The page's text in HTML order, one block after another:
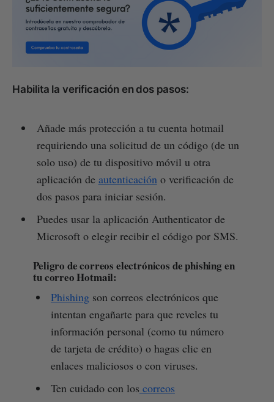
Habilita la verificación en dos pasos:
Añade más protección a tu cuenta hotmail
requiriendo una solicitud de un código (de un
solo uso) de tu dispositivo móvil u otra
aplicación de autenticación o verificación de
dos pasos para iniciar sesión.
Puedes usar la aplicación Authenticator de
Microsoft o elegir recibir el código por SMS.
Peligro de correos electrónicos de phishing en
tu correo Hotmail:
Phishingson correos electrónicos que
intentan engañarte para que reveles tu
información personal (como tu número
de tarjeta de crédito) o hagas clic en
enlaces maliciosos o con viruses.
Ten cuidado con los correos